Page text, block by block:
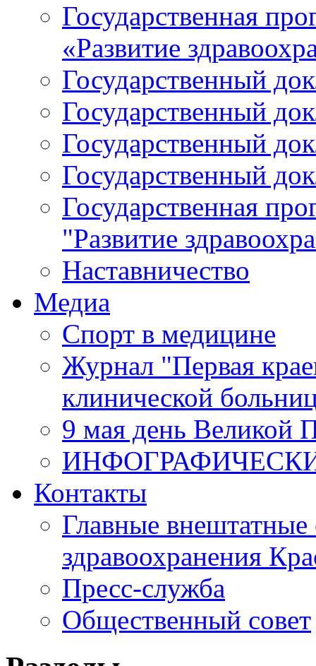
Государственная
«Развитие
Государственный
Государственный
Государственный
Государственный
Государственная
"Развитие
Наставничество
Медиа
Спорт в медицине
Журнал "Первая
клинической
9 мая день Великой
Контакты
Главные внештатные
здравоохранения
Пресс-служба
Общественный совет